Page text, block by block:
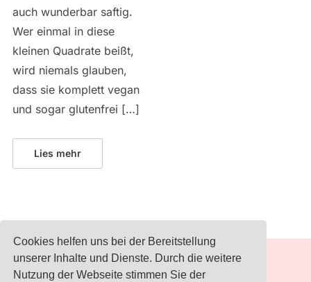
Cookies helfen uns bei der Bereitstellung
unserer Inhalte und Dienste. Durch die weitere
Nutzung der Webseite stimmen Sie der
auch wunderbar saftig.
Wer einmal in diese
kleinen Quadrate beißt,
wird niemals glauben,
dass sie komplett vegan
und sogar glutenfrei […]
Lies mehr
IMPRESSUM